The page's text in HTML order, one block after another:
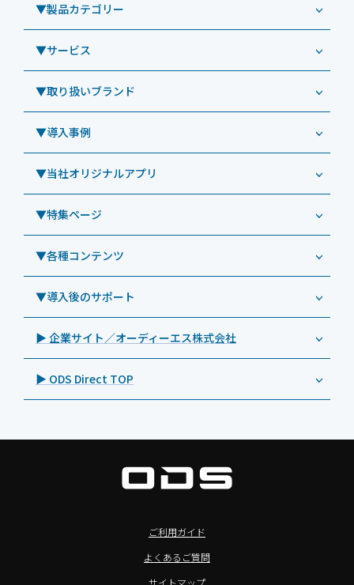
▼製品カテゴリー
業務用タブレット
Windowsタブレット TW2A-NF9LTA
Windowsタブレット TW2A-N9LTA
Windowsタブレット TW2A-N9LT
Windowsタブレット TW2A-E9LT
Androidタブレット TA2C-NF8
Androidタブレット TA2C-NF8BL
Androidタブレット TA2C-CS8
Androidタブレット TA2C-CS8BL
Androidタブレット TA2C-DR94G
Androidタブレット TA2C-M8AC
Androidタブレット TA2C-M8
デジタルホワイトボード／電子黒板
▼サービス
コールセンター
CRMシステム「カイゼンコール」
リペアサービス
教育機関向けiPad修理パック
社内ヘルプデスク代行サービス
教育機関向けiPad管理運用パック
教育機関向けICT支援ソリューション
教育機関向けネットワーク機器導入保守
キッティング
自治体向けDXソリューションサービス
法人向けiPad修理＆デバイス買取サービス
▼取り扱いブランド
ODS（オーディーエス）
LG（エルジー）
ViewSonic（ビューソニック）
PHILIPS（フィリップス）
DynaScan（ダイナスキャン）
SAMSUNG（サムスン）
Goodview（グッドビュー）
Cloudpoint（クラウドポイント）
BenQ（ベンキュー）
Magconn（マグコン）
BIAMP ／ Apart Audio（バイアンプ）
SpeakerCraft（スピーカークラフト）
▼導入事例
導入事例（業務用タブレット、デジタルサイネージほか）
事例：業務用タブレット端末
事例：業務用サイネージ・プロジェクター
事例：業務用オーディオ・その他AV機器
事例：サービス
▼当社オリジナルアプリ
業務効率化アプリ「NFCオプティマイザー」
サポート支援アプリ「ログ送信アプリ」
MDMアプリ「Tablet Control」
▼特集ページ
業務用タブレット
>特長1：USB Type-Aポート
>特長2：microHDMIポート
>特長3：AC常時給電タイプ
>飲食向けタブレット
>ホテル向けタブレット
>NFCタブレット
>Windowsタブレット
オーディーエスが選ばれる理由
▼各種コンテンツ
特集記事
製品カタログ
プレスリリース
製品写真
▼導入後のサポート
オーディーエスPCカスタマーセンター
▶ 企業サイト／オーディーエス株式会社
▶ ODS Direct TOP
ご利用ガイド
よくあるご質問